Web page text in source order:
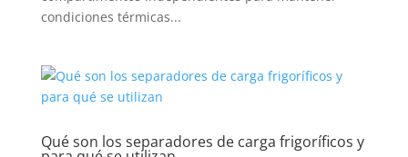
condiciones térmicas...
Qué son los separadores de carga frigoríficos y